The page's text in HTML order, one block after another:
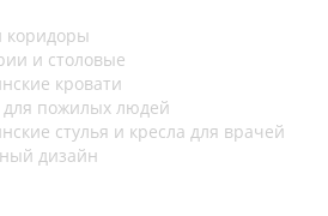
коридоры
и столовые
кровати
пожилых людей
стулья и кресла для врачей
дизайн